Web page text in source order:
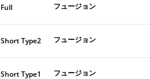
Full フュージョン
Short Type2 フュージョン
Short Type1 フュージョン